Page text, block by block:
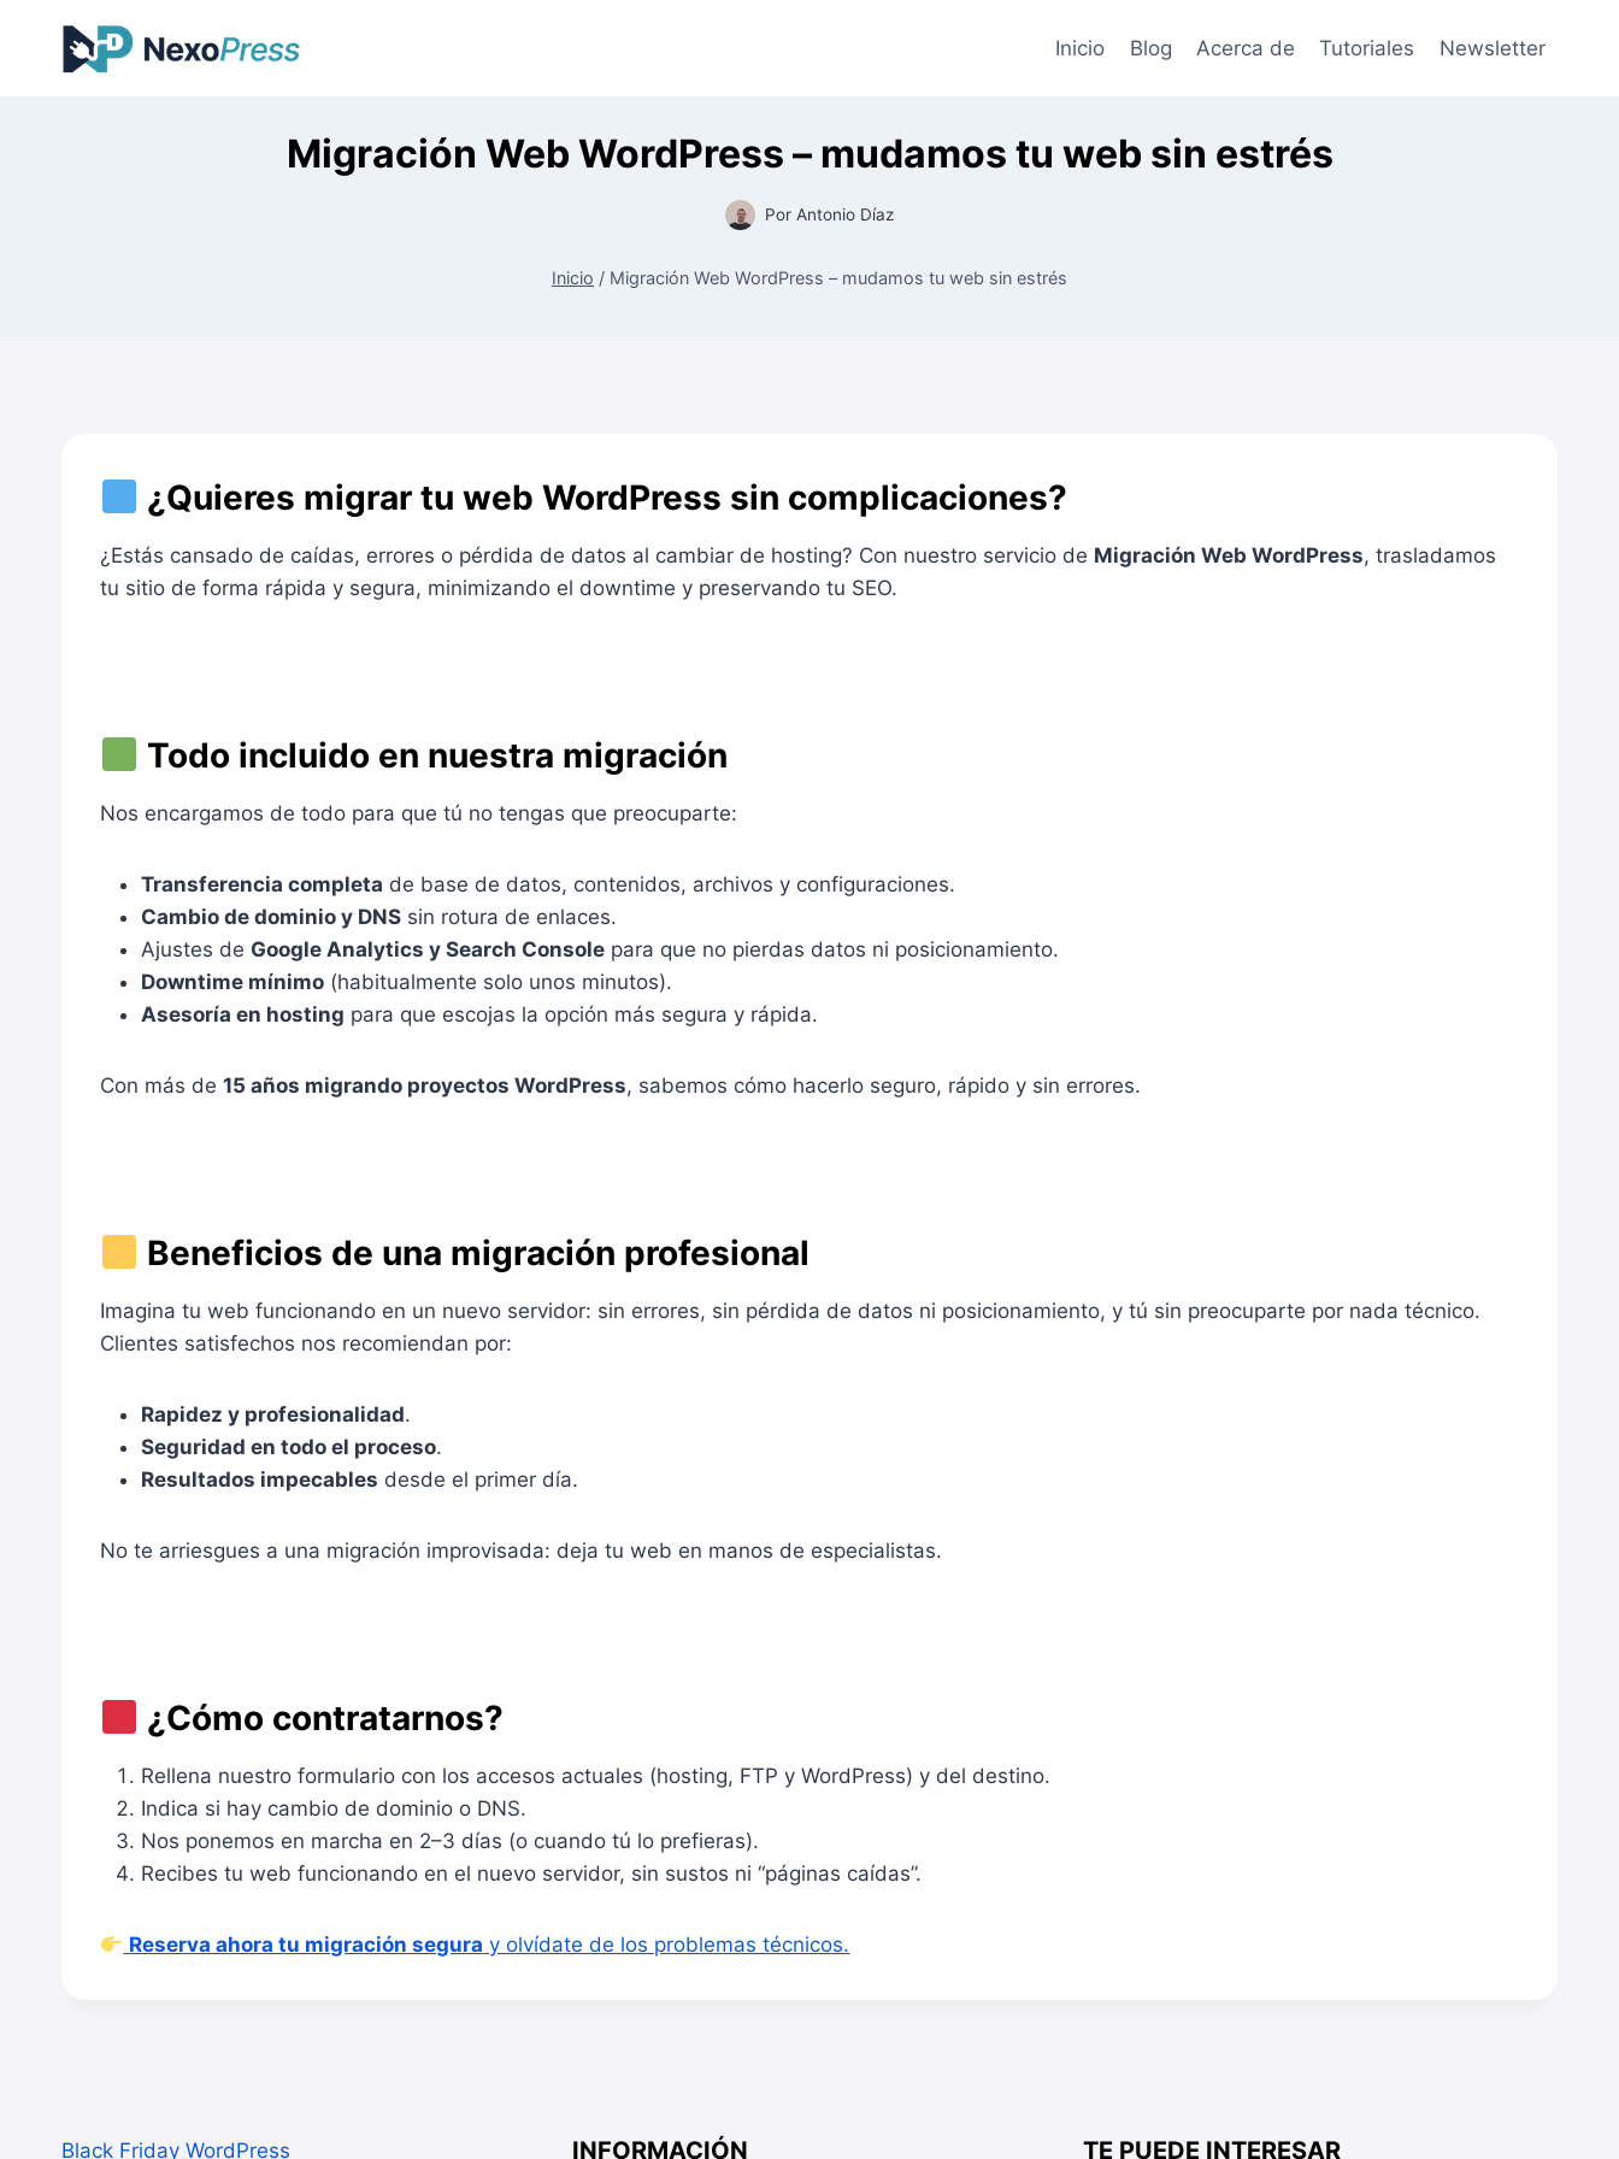
contenido
Inicio Blog Acerca de Tutoriales Newsletter
Migración Web WordPress – mudamos tu web sin estrés
Por Antonio Díaz
Inicio / Migración Web WordPress – mudamos tu web sin estrés
¿Quieres migrar tu web WordPress sin complicaciones?
¿Estás cansado de caídas, errores o pérdida de datos al cambiar de hosting? Con nuestro servicio de Migración Web WordPress, trasladamos
tu sitio de forma rápida y segura, minimizando el downtime y preservando tu SEO.
Todo incluido en nuestra migración
Nos encargamos de todo para que tú no tengas que preocuparte:
Transferencia completa de base de datos, contenidos, archivos y configuraciones.
Cambio de dominio y DNS sin rotura de enlaces.
Ajustes de Google Analytics y Search Console para que no pierdas datos ni posicionamiento.
Downtime mínimo (habitualmente solo unos minutos).
Asesoría en hosting para que escojas la opción más segura y rápida.
Con más de 15 años migrando proyectos WordPress, sabemos cómo hacerlo seguro, rápido y sin errores.
Beneficios de una migración profesional
Imagina tu web funcionando en un nuevo servidor: sin errores, sin pérdida de datos ni posicionamiento, y tú sin preocuparte por nada técnico.
Clientes satisfechos nos recomiendan por:
Rapidez y profesionalidad.
Seguridad en todo el proceso.
Resultados impecables desde el primer día.
No te arriesgues a una migración improvisada: deja tu web en manos de especialistas.
¿Cómo contratarnos?
Rellena nuestro formulario con los accesos actuales (hosting, FTP y WordPress) y del destino.
Indica si hay cambio de dominio o DNS.
Nos ponemos en marcha en 2–3 días (o cuando tú lo prefieras).
Recibes tu web funcionando en el nuevo servidor, sin sustos ni “páginas caídas”.
Reserva ahora tu migración segura y olvídate de los problemas técnicos.
Black Friday WordPress INFORMACIÓN TE PUEDE INTERESAR